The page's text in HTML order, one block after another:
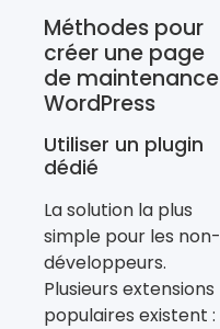
Méthodes pour
créer une page
de maintenance
WordPress
Utiliser un plugin
dédié
La solution la plus
simple pour les non-
développeurs.
Plusieurs extensions
populaires existent :